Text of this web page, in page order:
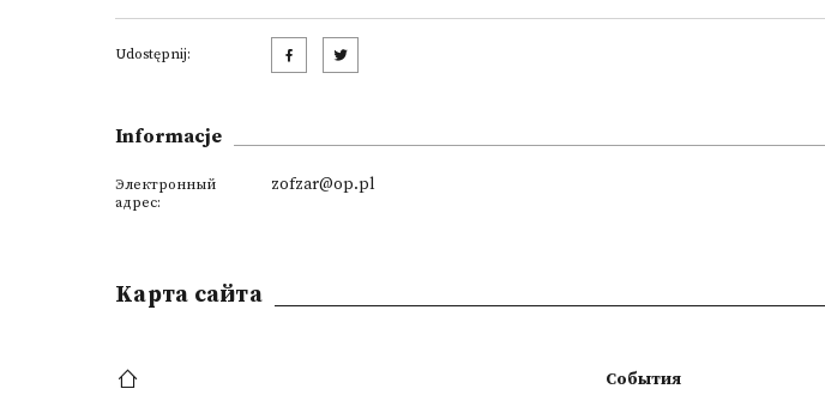
Udostępnij:
Informacje
Электронный
адрес:
zofzar@op.pl
Kарта сайта
События